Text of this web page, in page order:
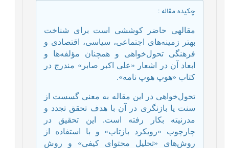
چکیده مقاله:
مقاله­ی حاضر کوششی است برای شناخت
بهتر
زمینه‌های اجتماعی، سیاسی، اقتصادی و
فرهنگی تحول‌خواهی و همچنان مؤلفه‌ها و
ابعاد آن در اشعار «علی ­اکبر صابر» مندرج در
کتاب «هوپ­ هوپ­ نامه».
تحول‌خواهی در این مقاله به معنی گسست از
سنت یا بازنگری در آن با هدف تحقق تجدد و
مدرنیته بکار رفته است. این تحقیق در
چارچوب «رویکرد بازتاب» و با استفاده از
روش‌های «تحلیل محتوای کیفی» و روش